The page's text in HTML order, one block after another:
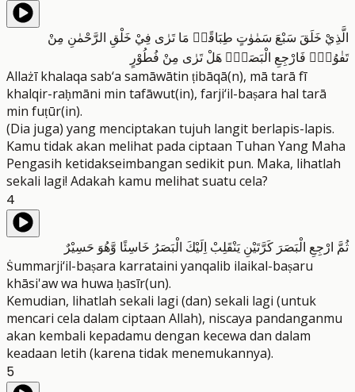
الَّذِيْ خَلَقَ سَبْعَ سَمٰوٰتٍ طِبَاقًاۗ مَا تَرٰى فِيْ خَلْقِ الرَّحْمٰنِ مِنْ
تَفٰوُتٍۗ فَارْجِعِ الْبَصَرَۙ هَلْ تَرٰى مِنْ فُطُوْرٍ
Allażī khalaqa sab‘a samāwātin ṭibāqā(n), mā tarā fī
khalqir-raḥmāni min tafāwut(in), farji‘il-baṣara hal tarā
min fuṭūr(in).
(Dia juga) yang menciptakan tujuh langit berlapis-lapis.
Kamu tidak akan melihat pada ciptaan Tuhan Yang Maha
Pengasih ketidakseimbangan sedikit pun. Maka, lihatlah
sekali lagi! Adakah kamu melihat suatu cela?
4
ثُمَّ ارْجِعِ الْبَصَرَ كَرَّتَيْنِ يَنْقَلِبْ اِلَيْكَ الْبَصَرُ خَاسِئًا وَّهُوَ حَسِيْرٌ
Ṡummarji‘il-baṣara karrataini yanqalib ilaikal-baṣaru
khāsi'aw wa huwa ḥasīr(un).
Kemudian, lihatlah sekali lagi (dan) sekali lagi (untuk
mencari cela dalam ciptaan Allah), niscaya pandanganmu
akan kembali kepadamu dengan kecewa dan dalam
keadaan letih (karena tidak menemukannya).
5